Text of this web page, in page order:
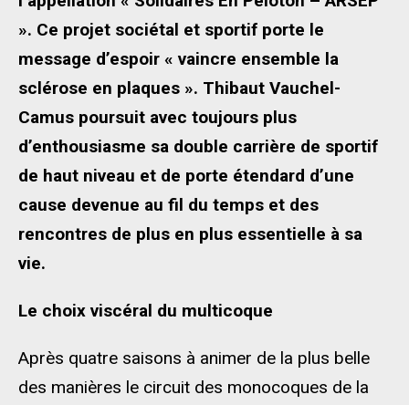
». Ce projet sociétal et sportif porte le
message d’espoir « vaincre ensemble la
sclérose en plaques ». Thibaut Vauchel-
Camus poursuit avec toujours plus
d’enthousiasme sa double carrière de sportif
de haut niveau et de porte étendard d’une
cause devenue au fil du temps et des
rencontres de plus en plus essentielle à sa
vie.
Le choix viscéral du multicoque
Après quatre saisons à animer de la plus belle
des manières le circuit des monocoques de la